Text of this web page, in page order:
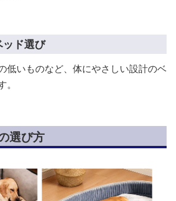
ド選び
低いものなど、体にやさしい設計のベ
選び方